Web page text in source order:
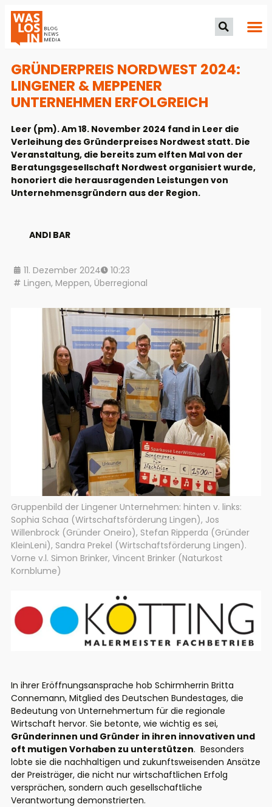
GRÜNDERPREIS NORDWEST 2024:
LINGENER & MEPPENER
UNTERNEHMEN ERFOLGREICH
Leer (pm). Am 18. November 2024 fand in Leer die
Verleihung des Gründerpreises Nordwest statt. Die
Veranstaltung, die bereits zum elften Mal von der
Beratungsgesellschaft Nordwest organisiert wurde,
honoriert die herausragenden Leistungen von
Unternehmensgründern aus der Region.
ANDI BAR
11. Dezember 2024
10:23
Lingen, Meppen, Überregional
Gruppenbild der Lingener Unternehmen: hinten v. links:
Sophia Schaa (Wirtschaftsförderung Lingen), Jos
Willenbrock (Gründer Oneiro), Stefan Ripperda (Gründer
KleinLeni), Sandra Prekel (Wirtschaftsförderung Lingen).
Vorne v.l. Simon Brinker, Vincent Brinker (Naturkost
Kornblume)
In ihrer Eröffnungsansprache hob Schirmherrin Britta
Connemann, Mitglied des Deutschen Bundestages, die
Bedeutung von Unternehmertum für die regionale
Wirtschaft hervor. Sie betonte, wie wichtig es sei,
Gründerinnen und Gründer in ihren innovativen und
oft mutigen Vorhaben zu unterstützen. Besonders
lobte sie die nachhaltigen und zukunftsweisenden Ansätze
der Preisträger, die nicht nur wirtschaftlichen Erfolg
versprächen, sondern auch gesellschaftliche
Verantwortung demonstrierten.